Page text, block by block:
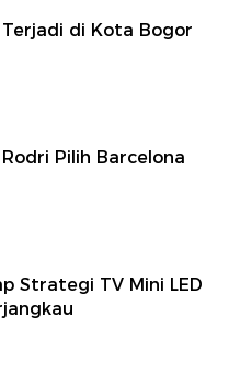
Terjadi di Kota Bogor
Pilih Barcelona
Strategi TV Mini LED